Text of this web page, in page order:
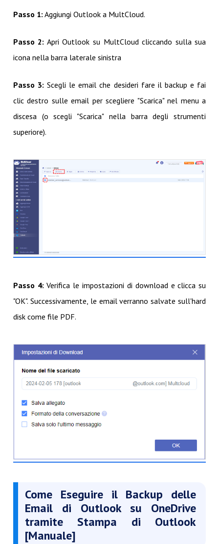
Passo 1: Aggiungi Outlook a MultCloud.
Passo 2: Apri Outlook su MultCloud cliccando sulla sua
icona nella barra laterale sinistra
Passo 3: Scegli le email che desideri fare il backup e fai
clic destro sulle email per scegliere "Scarica" nel menu a
discesa (o scegli "Scarica" nella barra degli strumenti
superiore).
Passo 4: Verifica le impostazioni di download e clicca su
"OK". Successivamente, le email verranno salvate sull'hard
disk come file PDF.
Come Eseguire il Backup delle
Email di Outlook su OneDrive
tramite Stampa di Outlook
[Manuale]